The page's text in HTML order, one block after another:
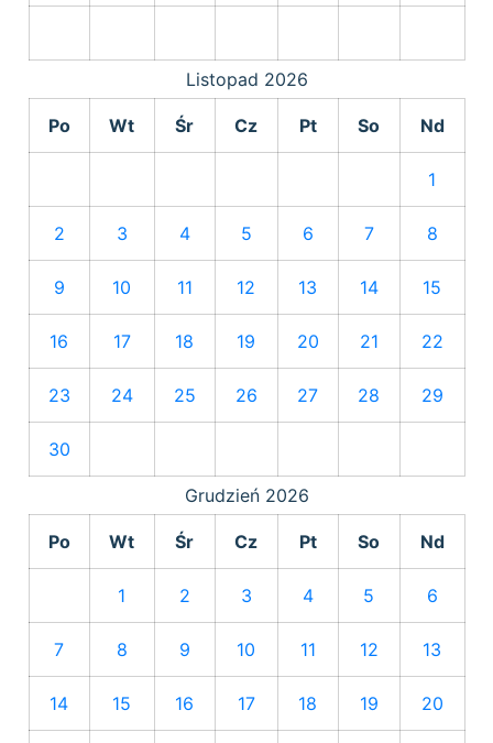
Listopad 2026
Po Wt Śr Cz Pt So Nd
1
2 3 4 5 6 7 8
9 10 11 12 13 14 15
16 17 18 19 20 21 22
23 24 25 26 27 28 29
30
Grudzień 2026
Po Wt Śr Cz Pt So Nd
1 2 3 4 5 6
7 8 9 10 11 12 13
14 15 16 17 18 19 20